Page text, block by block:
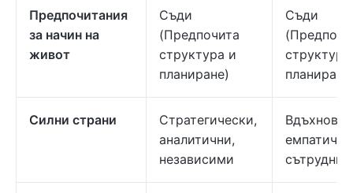
Предпочитания
за начин на
живот
Съди
(Предпочита
структура и
планиране)
Съди
Силни страни
Стратегически,
аналитични,
независими